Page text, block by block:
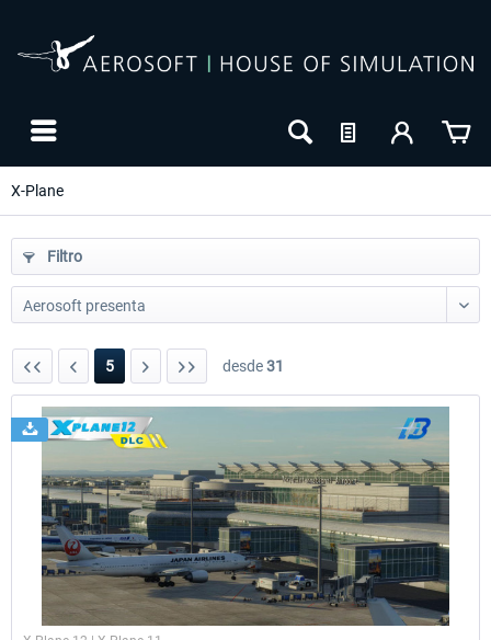
X-Plane
Traffic Global for X-Plane 12/11
(Windows)
X-Plane.org - King Air 350
Filtro
5 desde31